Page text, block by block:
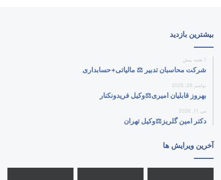
بیشترین بازدید
1 هفته پیش
شرکت محاسبان تدبیر ⚖️ مالیاتی+حسابداری
نوامبر 26, 2025
بهروز قابلیان امیری⚖️وکیل فریدونکنار
می 11, 2026
دکتر امین گلریز⚖️وکیل تهران
آخرین ویرایش ها